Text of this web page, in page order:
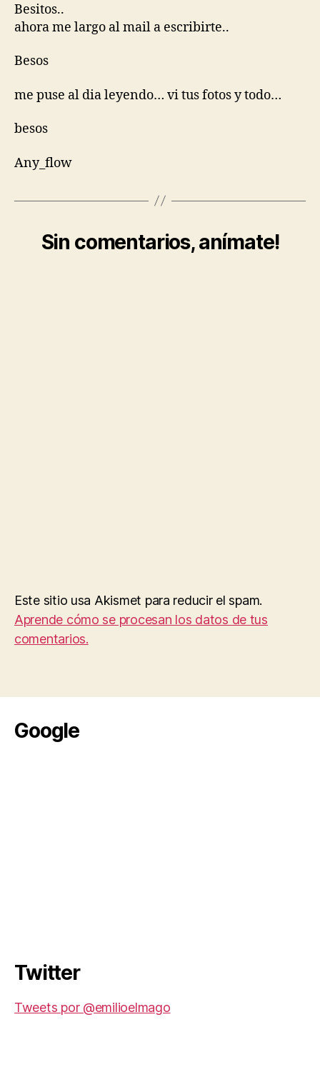
Besitos..
ahora me largo al mail a escribirte..
Besos
me puse al dia leyendo… vi tus fotos y todo…
besos
Any_flow
Sin comentarios, anímate!
Este sitio usa Akismet para reducir el spam.
Aprende cómo se procesan los datos de tus
comentarios.
Google
Twitter
Tweets por @emilioelmago